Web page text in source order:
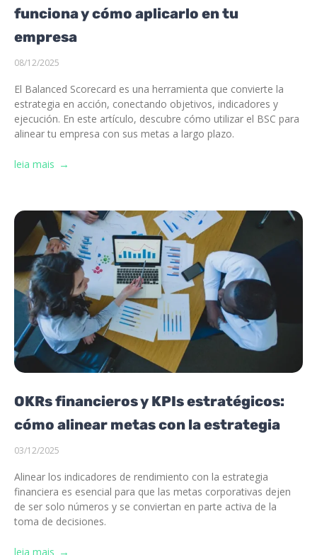
funciona y cómo aplicarlo en tu
empresa
08/12/2025
El Balanced Scorecard es una herramienta que convierte la
estrategia en acción, conectando objetivos, indicadores y
ejecución. En este artículo, descubre cómo utilizar el BSC para
alinear tu empresa con sus metas a largo plazo.
leia mais
OKRs financieros y KPIs estratégicos:
cómo alinear metas con la estrategia
03/12/2025
Alinear los indicadores de rendimiento con la estrategia
financiera es esencial para que las metas corporativas dejen
de ser solo números y se conviertan en parte activa de la
toma de decisiones.
leia mais